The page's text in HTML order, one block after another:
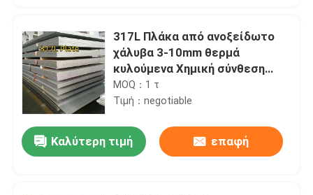
317L Πλάκα από ανοξείδωτο
χάλυβα 3-10mm θερμά
κυλούμενα Χημική σύνθεση
317l ανοξείδωτου χάλυβα
MOQ：1 τ
Τιμή：negotiable
Καλύτερη τιμή επαφή